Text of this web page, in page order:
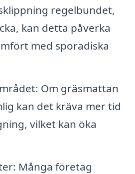
regelbundet,
kan detta påverka
med sporadiska
Om gräsmattan
kan det kräva mer tid
vilket kan öka
Många företag